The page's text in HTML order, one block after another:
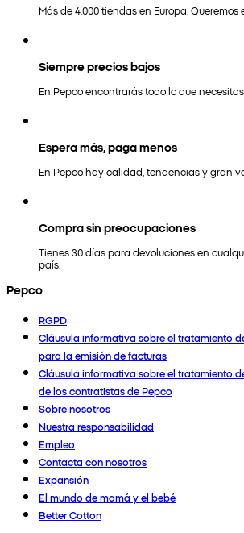
Más de 4.000 tiendas en Europa. Queremos
Siempre precios bajos
En Pepco encontrarás todo lo que
Espera más, paga menos
En Pepco hay calidad, tendencias y gran
Compra sin preocupaciones
Tienes 30 días para devoluciones en
país.
Pepco
RGPD
Cláusula informativa sobre el tratamiento
para la emisión de facturas
Cláusula informativa sobre el tratamiento
de los contratistas de Pepco
Sobre nosotros
Nuestra responsabilidad
Empleo
Contacta con nosotros
Expansión
El mundo de mamá y el bebé
Better Cotton